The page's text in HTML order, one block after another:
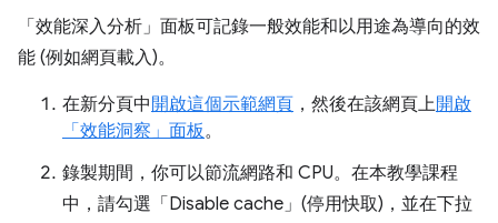
「效能深入分析」 面板可記錄一般效能和以用途為導向的效
能 (例如網頁載入)。
在新分頁中 開啟這個示範網頁 ，然後在該網頁上開啟
「效能洞察」面板。
錄製期間，你可以節流網路和 CPU。在本教學課程
中，請勾選「Disable cache」(停用快取) ，並在下拉